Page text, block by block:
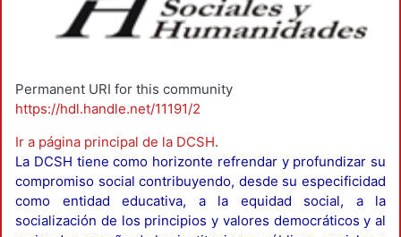
Permanent URI for this community
https://hdl.handle.net/11191/2
Ir a página principal de la DCSH.
La DCSH tiene como horizonte refrendar y profundizar su
compromiso social contribuyendo, desde su especificidad
como entidad educativa, a la equidad social, a la
socialización de los principios y valores democráticos y al